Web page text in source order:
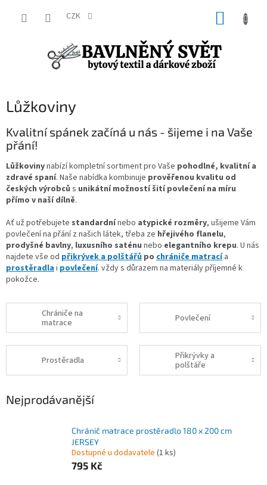
CZK
Lůžkoviny
Kvalitní spánek začíná u nás - šijeme i na Vaše
přání!
Lůžkovinynabízí kompletní sortiment pro Vaše pohodlné, kvalitní a
zdravé spaní. Naše nabídka kombinuje prověřenou kvalitu od
českých výrobců s unikátní možností šití povlečení na míru
přímo v naší dílně.
Ať už potřebujete standardnínebo atypické rozměry, ušijeme Vám
povlečení na přání z našich látek, třeba ze hřejivého flanelu,
prodyšné bavlny, luxusního saténu nebo elegantního krepu. U nás
najdete vše od přikrývek a polštářů po chrániče matracía
prostěradlai povlečení. vždy s důrazem na materiály příjemné k
pokožce.
Chrániče na
matrace
Povlečení
Prostěradla
Přikrývky a
polštáře
Nejprodávanější
Chránič matrace prostěradlo 180 x 200 cm
JERSEY
Dostupné u dodavatele (1 ks)
795 Kč